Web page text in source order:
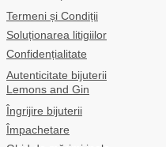
Termeni și Condiții
Soluționarea litigiilor
Confidențialitate
Autenticitate bijuterii
Lemons and Gin
Îngrijire bijuterii
Împachetare